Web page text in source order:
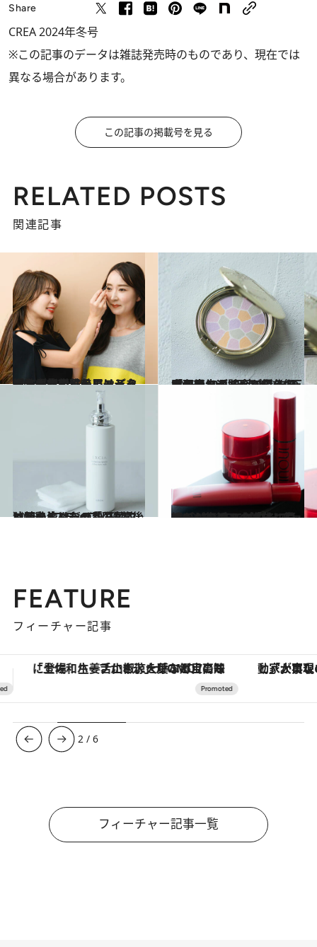
Share
CREA 2024年冬号
※この記事のデータは雑誌発売時のものであり、現在では
異なる場合があります。
この記事の掲載号を見る
RELATED POSTS
関連記事
2023.11.30
「左右非対称の眉はどう調整する？」美眉メイク術と最新・眉トレンドを カネボウ化粧品アーティストが指南
ビューティ＆ヘルス 2023.11.28
女子高生が貯金で買う1万円コスメ、“下克上”を何度も繰り返すKATE…あの「名品コスメ」が傑作たる理由10
ビューティ＆ヘルス
2023.11.28
独特の4ステップ、洗顔後に即乳液…あの「国民的コスメ」はなぜ熱狂的ファンを生んだのか
ビューティ＆ヘルス 2023.11.26
懐かしのコスメ「インウイ」が復活！ SHISEIDO THE STOREで試した ファンデーションの進化に驚き
ビューティ＆ヘルス
FEATURE
フィーチャー記事
「大事なのは地域の意識を変えること」。ロレックス賞受賞の自然保護活動家が実現させたナイジェリアの自然環境の復活 ヴァシュロン・コンスタンタ
3 /6
フィーチャー記事一覧